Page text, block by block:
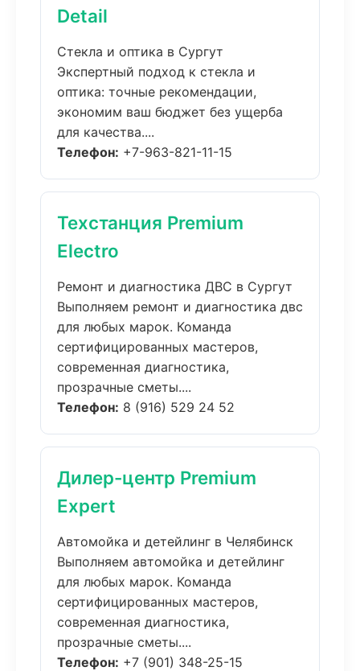
Detail
Стекла и оптика в Сургут
Экспертный подход к стекла и
оптика: точные рекомендации,
экономим ваш бюджет без ущерба
для качества....
Телефон: +7-963-821-11-15
Техстанция Premium
Electro
Ремонт и диагностика ДВС в Сургут
Выполняем ремонт и диагностика двс
для любых марок. Команда
сертифицированных мастеров,
современная диагностика,
прозрачные сметы....
Телефон: 8 (916) 529 24 52
Дилер-центр Premium
Expert
Автомойка и детейлинг в Челябинск
Выполняем автомойка и детейлинг
для любых марок. Команда
сертифицированных мастеров,
современная диагностика,
прозрачные сметы....
Телефон: +7 (901) 348-25-15